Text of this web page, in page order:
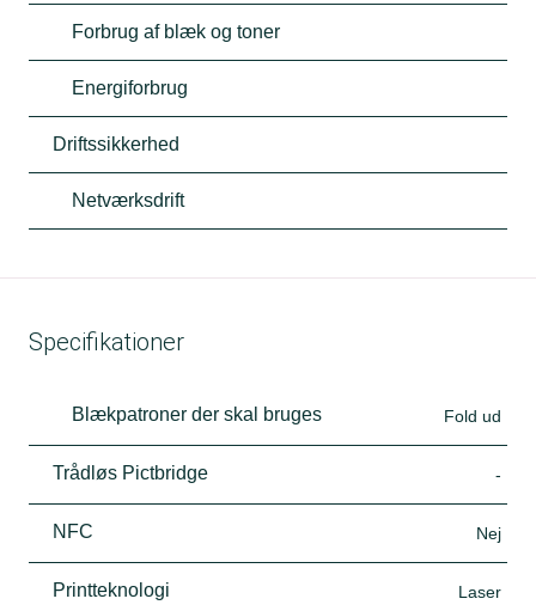
Forbrug af blæk og toner
Energiforbrug
Driftssikkerhed
Netværksdrift
Specifikationer
Blækpatroner der skal bruges Fold ud
Trådløs Pictbridge -
NFC Nej
Printteknologi Laser